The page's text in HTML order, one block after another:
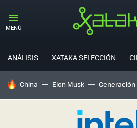
MENÚ
ANÁLISIS XATAKA SELECCIÓN
HOY SE HABLA DE
China Elon Musk Generación